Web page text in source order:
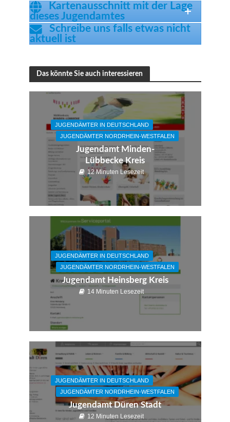
Kartenausschnitt mit der Lage
dieses Jugendamtes
Schreibe uns falls etwas nicht
aktuell ist
Das könnte Sie auch interessieren
JUGENDÄMTER IN DEUTSCHLAND
JUGENDÄMTER NORDRHEIN-WESTFALEN
Jugendamt Minden-
Lübbecke Kreis
12 Minuten Lesezeit
JUGENDÄMTER IN DEUTSCHLAND
JUGENDÄMTER NORDRHEIN-WESTFALEN
Jugendamt Heinsberg Kreis
14 Minuten Lesezeit
JUGENDÄMTER IN DEUTSCHLAND
JUGENDÄMTER NORDRHEIN-WESTFALEN
Jugendamt Düren Stadt
12 Minuten Lesezeit